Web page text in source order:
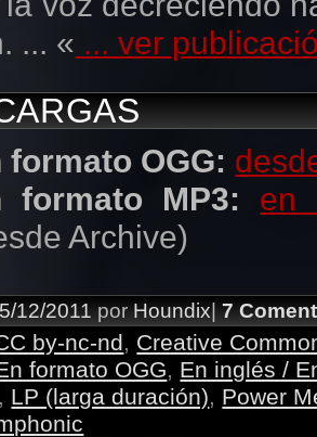
... « ... ver
formato OGG:
formato MP3:
en
Archive)
12/2011 por Houndix| 7
by-nc-nd, Creative
formato OGG, En inglés /
, LP (larga duración), Power